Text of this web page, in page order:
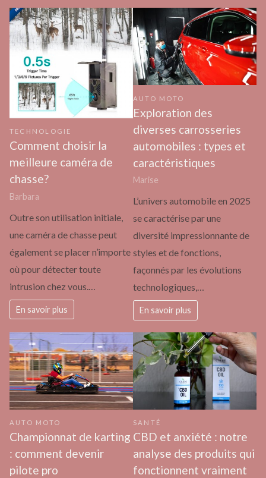
TECHNOLOGIE
Comment choisir la
meilleure caméra de
chasse?
Barbara
Outre son utilisation initiale,
une caméra de chasse peut
également se placer n’importe
où pour détecter toute
intrusion chez vous.…
En savoir plus
AUTO MOTO
Exploration des
diverses carrosseries
automobiles : types et
caractéristiques
Marise
L’univers automobile en 2025
se caractérise par une
diversité impressionnante de
styles et de fonctions,
façonnés par les évolutions
technologiques,…
En savoir plus
AUTO MOTO
Championnat de karting
: comment devenir
pilote pro
SANTÉ
CBD et anxiété : notre
analyse des produits qui
fonctionnent vraiment